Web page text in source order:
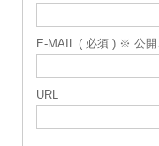
E-MAIL ( 必須 ) ※ 公開
URL